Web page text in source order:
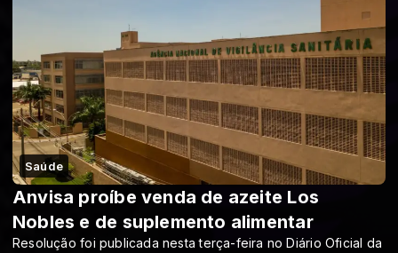
Saúde
Anvisa proíbe venda de azeite Los
Nobles e de suplemento alimentar
Resolução foi publicada nesta terça-feira no Diário Oficial da